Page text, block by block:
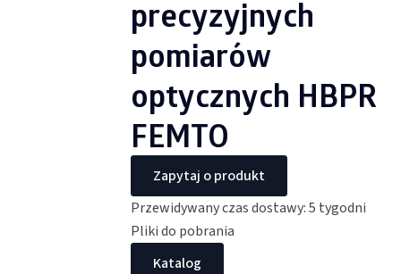
precyzyjnych
pomiarów
optycznych HBPR
FEMTO
Zapytaj o produkt
Przewidywany czas dostawy: 5 tygodni
Pliki do pobrania
Katalog